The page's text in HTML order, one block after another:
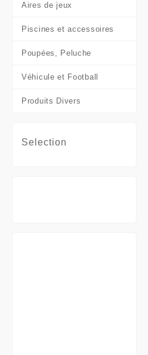
Aires de jeux
Piscines et accessoires
Poupées, Peluche
Véhicule et Football
Produits Divers
Selection